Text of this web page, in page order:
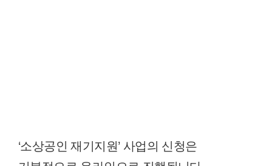
‘소상공인 재기지원’ 사업의 신청은